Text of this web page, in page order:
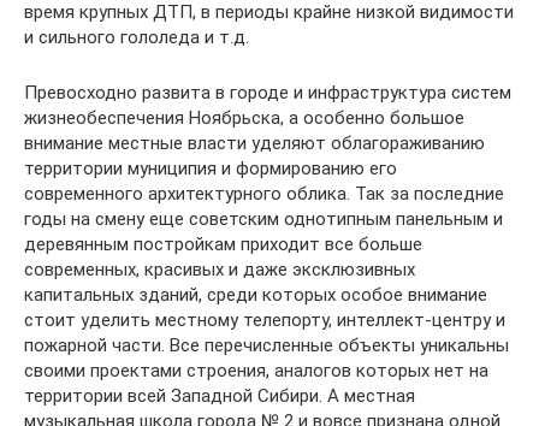
время крупных ДТП, в периоды крайне низкой видимости
и сильного гололеда и т.д.
Превосходно развита в городе и инфраструктура систем
жизнеобеспечения Ноябрьска, а особенно большое
внимание местные власти уделяют облагораживанию
территории муниципия и формированию его
современного архитектурного облика. Так за последние
годы на смену еще советским однотипным панельным и
деревянным постройкам приходит все больше
современных, красивых и даже эксклюзивных
капитальных зданий, среди которых особое внимание
стоит уделить местному телепорту, интеллект-центру и
пожарной части. Все перечисленные объекты уникальны
своими проектами строения, аналогов которых нет на
территории всей Западной Сибири. А местная
музыкальная школа города № 2 и вовсе признана одной